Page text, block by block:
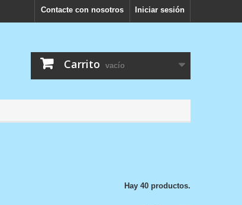
Iniciar sesión
Contacte con nosotros
Carrito vacío
Hay 40 productos.